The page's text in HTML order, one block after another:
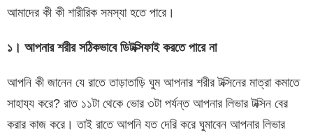
আমাদের কী কী শারীরিক সমস্যা হতে পারে।
১। আপনার শরীর সঠিকভাবে ডিটক্সিফাই করতে পারে না
আপনি কী জানেন যে রাতে তাড়াতাড়ি ঘুম আপনার শরীর টক্সিনের মাত্রা কমাতে
সাহায্য করে? রাত ১১টা থেকে ভোর ৩টা পর্যন্ত আপনার লিভার টক্সিন বের
করার কাজ করে। তাই রাতে আপনি যত দেরি করে ঘুমাবেন আপনার লিভার